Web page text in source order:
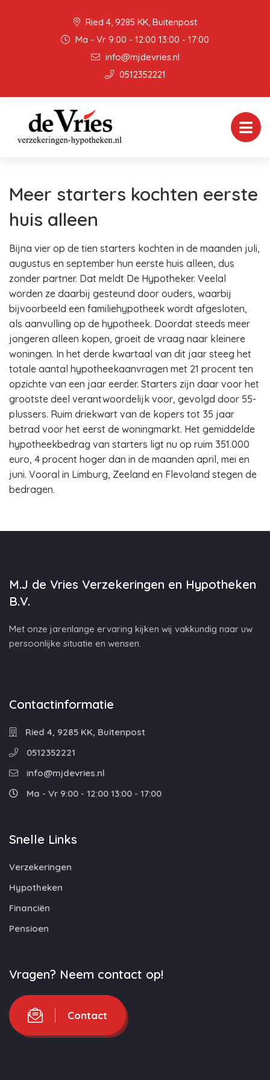
Ried 4, 9285 KK, Buitenpost
Ma - Vr 9:00 - 12:00 13:00 - 17:00
info@mjdevries.nl
0512352221
Meer starters kochten eerste
huis alleen
Bijna vier op de tien starters kochten in de maanden juli,
augustus en september hun eerste huis alleen, dus
zonder partner. Dat meldt De Hypotheker. Veelal
worden ze daarbij gesteund door ouders, waarbij
bijvoorbeeld een familiehypotheek wordt afgesloten,
als aanvulling op de hypotheek. Doordat steeds meer
jongeren alleen kopen, groeit de vraag naar kleinere
woningen. In het derde kwartaal van dit jaar steeg het
totale aantal hypotheekaanvragen met 21 procent ten
opzichte van een jaar eerder. Starters zijn daar voor het
grootste deel verantwoordelijk voor, gevolgd door 55-
plussers. Ruim driekwart van de kopers tot 35 jaar
betrad voor het eerst de woningmarkt. Het gemiddelde
hypotheekbedrag van starters ligt nu op ruim 351.000
euro, 4 procent hoger dan in de maanden april, mei en
juni. Vooral in Limburg, Zeeland en Flevoland stegen de
bedragen.
M.J de Vries Verzekeringen en Hypotheken
B.V.
Met onze jarenlange ervaring kijken wij vakkundig naar uw
persoonlijke situatie en wensen.
Contactinformatie
Ried 4, 9285 KK, Buitenpost
0512352221
info@mjdevries.nl
Ma - Vr 9:00 - 12:00 13:00 - 17:00
Snelle Links
Verzekeringen
Hypotheken
Financiën
Pensioen
Vragen? Neem contact op!
Contact